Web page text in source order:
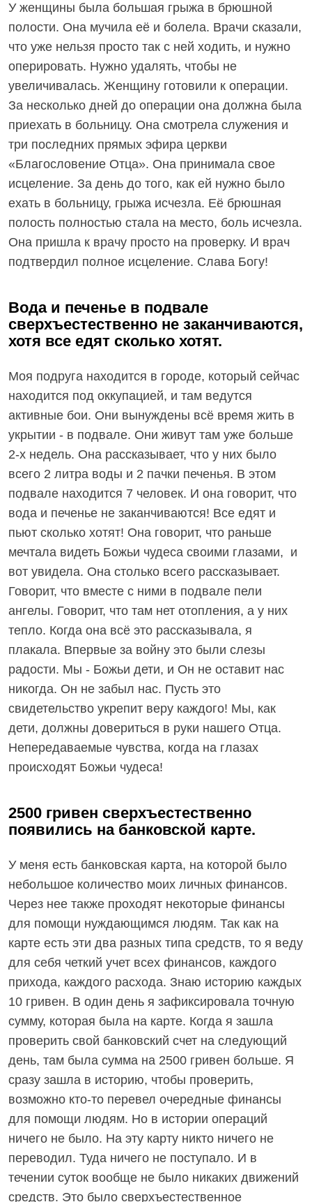
У женщины была большая грыжа в брюшной
полости. Она мучила её и болела. Врачи сказали,
что уже нельзя просто так с ней ходить, и нужно
оперировать. Нужно удалять, чтобы не
увеличивалась. Женщину готовили к операции.
За несколько дней до операции она должна была
приехать в больницу. Она смотрела служения и
три последних прямых эфира церкви
«Благословение Отца». Она принимала свое
исцеление. За день до того, как ей нужно было
ехать в больницу, грыжа исчезла. Её брюшная
полость полностью стала на место, боль исчезла.
Она пришла к врачу просто на проверку. И врач
подтвердил полное исцеление. Слава Богу!
Вода и печенье в подвале
сверхъестественно не заканчиваются,
хотя все едят сколько хотят.
Моя подруга находится в городе, который сейчас
находится под оккупацией, и там ведутся
активные бои. Они вынуждены всё время жить в
укрытии - в подвале. Они живут там уже больше
2-х недель. Она рассказывает, что у них было
всего 2 литра воды и 2 пачки печенья. В этом
подвале находится 7 человек. И она говорит, что
вода и печенье не заканчиваются! Все едят и
пьют сколько хотят! Она говорит, что раньше
мечтала видеть Божьи чудеса своими глазами, и
вот увидела. Она столько всего рассказывает.
Говорит, что вместе с ними в подвале пели
ангелы. Говорит, что там нет отопления, а у них
тепло. Когда она всё это рассказывала, я
плакала. Впервые за войну это были слезы
радости. Мы - Божьи дети, и Он не оставит нас
никогда. Он не забыл нас. Пусть это
свидетельство укрепит веру каждого! Мы, как
дети, должны довериться в руки нашего Отца.
Непередаваемые чувства, когда на глазах
происходят Божьи чудеса!
2500 гривен сверхъестественно
появились на банковской карте.
У меня есть банковская карта, на которой было
небольшое количество моих личных финансов.
Через нее также проходят некоторые финансы
для помощи нуждающимся людям. Так как на
карте есть эти два разных типа средств, то я веду
для себя четкий учет всех финансов, каждого
прихода, каждого расхода. Знаю историю каждых
10 гривен. В один день я зафиксировала точную
сумму, которая была на карте. Когда я зашла
проверить свой банковский счет на следующий
день, там была сумма на 2500 гривен больше. Я
сразу зашла в историю, чтобы проверить,
возможно кто-то перевел очередные финансы
для помощи людям. Но в истории операций
ничего не было. На эту карту никто ничего не
переводил. Туда ничего не поступало. И в
течении суток вообще не было никаких движений
средств. Это было сверхъестественное